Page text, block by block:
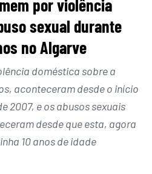
por violência
sexual durante
no Algarve
doméstica sobre a
aconteceram desde o início
2007, e os abusos sexuais
desde que esta, agora
10 anos de idade